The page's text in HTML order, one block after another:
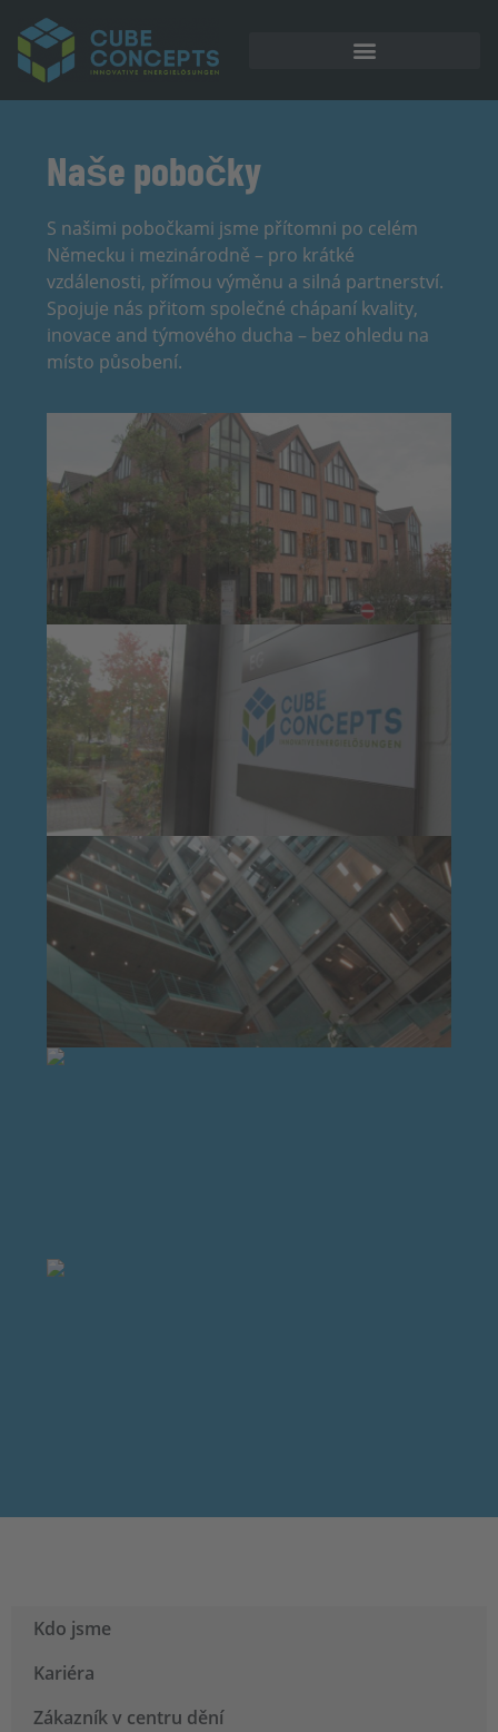
Naše pobočky
S našimi pobočkami jsme přítomni po celém
Německu i mezinárodně – pro krátké
vzdálenosti, přímou výměnu a silná partnerství.
Spojuje nás přitom společné chápaní kvality,
inovace and týmového ducha – bez ohledu na
místo působení.
Kdo jsme
Kariéra
Zákazník v centru dění